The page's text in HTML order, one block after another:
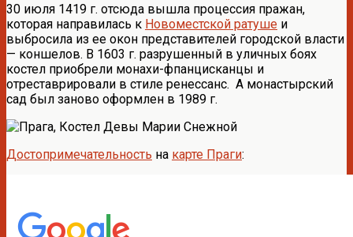
30 июля 1419 г. отсюда вышла процессия пражан,
которая направилась к Новоместской ратуше и
выбросила из ее окон представителей городской власти
— коншелов. В 1603 г. разрушенный в уличных боях
костел приобрели монахи-фпанцисканцы и
отреставрировали в стиле ренессанс. А монастырский
сад был заново оформлен в 1989 г.
Достопримечательность на карте Праги: